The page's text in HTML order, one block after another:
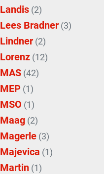
Landis (2)
Lees Bradner (3)
Lindner (2)
Lorenz (12)
MAS (42)
MEP (1)
MSO (1)
Maag (2)
Magerle (3)
Majevica (1)
Martin (1)